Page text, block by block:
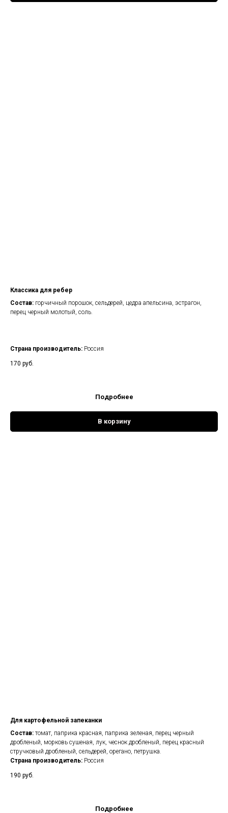
Классика для ребер
Состав: горчичный порошок, сельдерей, цедра апельсина, эстрагон,
перец черный молотый, соль.
Страна производитель: Россия
170 руб.
Подробнее
В корзину
Для картофельной запеканки
Состав: томат, паприка красная, паприка зеленая, перец черный
дробленый, морковь сушеная, лук, чеснок дробленый, перец красный
стручковый дробленый, сельдерей, орегано, петрушка.
Страна производитель: Россия
190 руб.
Подробнее